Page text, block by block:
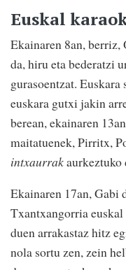
Euskal
Ekainaren 8an,
da, hiru eta bederatzi
gurasoentzat.
euskara gutxi jakin
berean, ekainaren
maitatuenek, Pirritx,
intxaurrakaurkeztuko
Ekainaren 17an, Gabi
Txantxangorria
duen arrakastaz hitz
nola sortu zen, zein